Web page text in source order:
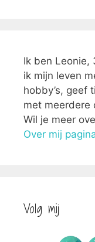
Ik ben Leonie,
ik mijn leven
hobby’s, geef
met meerdere
Wil je meer
Over mij
Volg mij